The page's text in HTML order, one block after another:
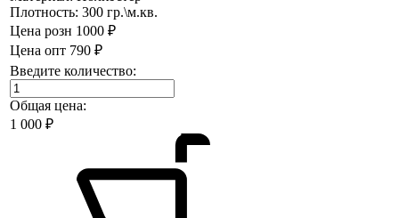
Плотность: 300 гр.\м.кв.
Цена розн 1000 ₽
Цена опт 790 ₽
Введите количество:
Общая цена:
1 000 ₽